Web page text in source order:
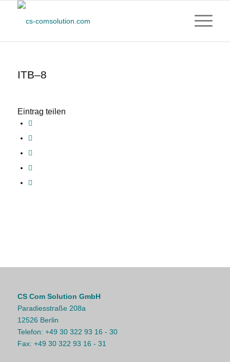
ITB–8
Eintrag teilen
CS Com Solution GmbH
Paradiesstraße 208a
12526 Berlin
Telefon: +49 30 322 93 16 - 30
Fax: +49 30 322 93 16 - 31